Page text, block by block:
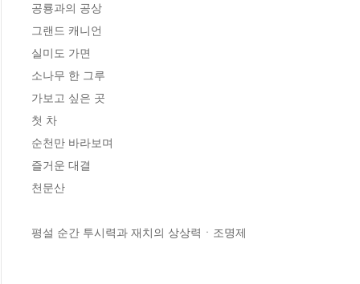
공룡과의 공상
그랜드 캐니언
실미도 가면
소나무 한 그루
가보고 싶은 곳
첫 차
순천만 바라보며
즐거운 대결
천문산
평설 순간 투시력과 재치의 상상력ㆍ조명제